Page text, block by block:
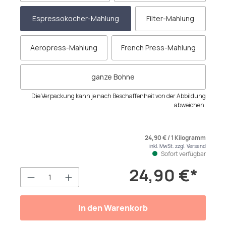
Espressokocher-Mahlung Filter-Mahlung
Aeropress-Mahlung French Press-Mahlung
ganze Bohne
Die Verpackung kann je nach Beschaffenheit von der Abbildung
abweichen.
Produkt Anzahl: Gib den24,90 €*
24,90 € / 1 Kilogramm
inkl. MwSt. zzgl. Versand
Sofort verfügbar
In den Warenkorb